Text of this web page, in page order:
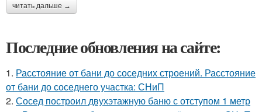
читать дальше →
Последние обновления на сайте:
1. Расстояние от бани до соседних строений. Расстояние
от бани до соседнего участка: СНиП
2. Сосед построил двухэтажную баню с отступом 1 метр